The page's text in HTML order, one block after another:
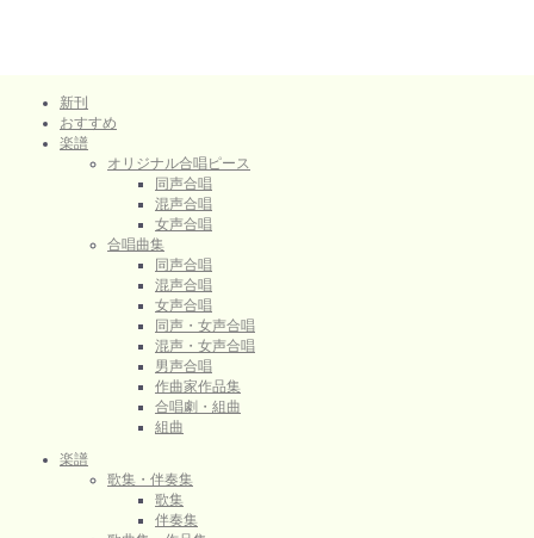
新刊
おすすめ
楽譜
オリジナル合唱ピース
同声合唱
混声合唱
女声合唱
合唱曲集
同声合唱
混声合唱
女声合唱
同声・女声合唱
混声・女声合唱
男声合唱
作曲家作品集
合唱劇・組曲
組曲
楽譜
歌集・伴奏集
歌集
伴奏集